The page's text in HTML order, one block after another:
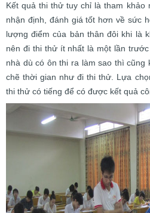
Kết quả thi thử tuy chỉ là tham
nhận định, đánh giá tốt hơn về sức
lượng điểm của bản thân đôi khi là
nên đi thi thử ít nhất là một lần
nhà dù có ôn thi ra làm sao thì cũng
chẽ thời gian như đi thi thử. Lựa
thi thử có tiếng để có được kết quả